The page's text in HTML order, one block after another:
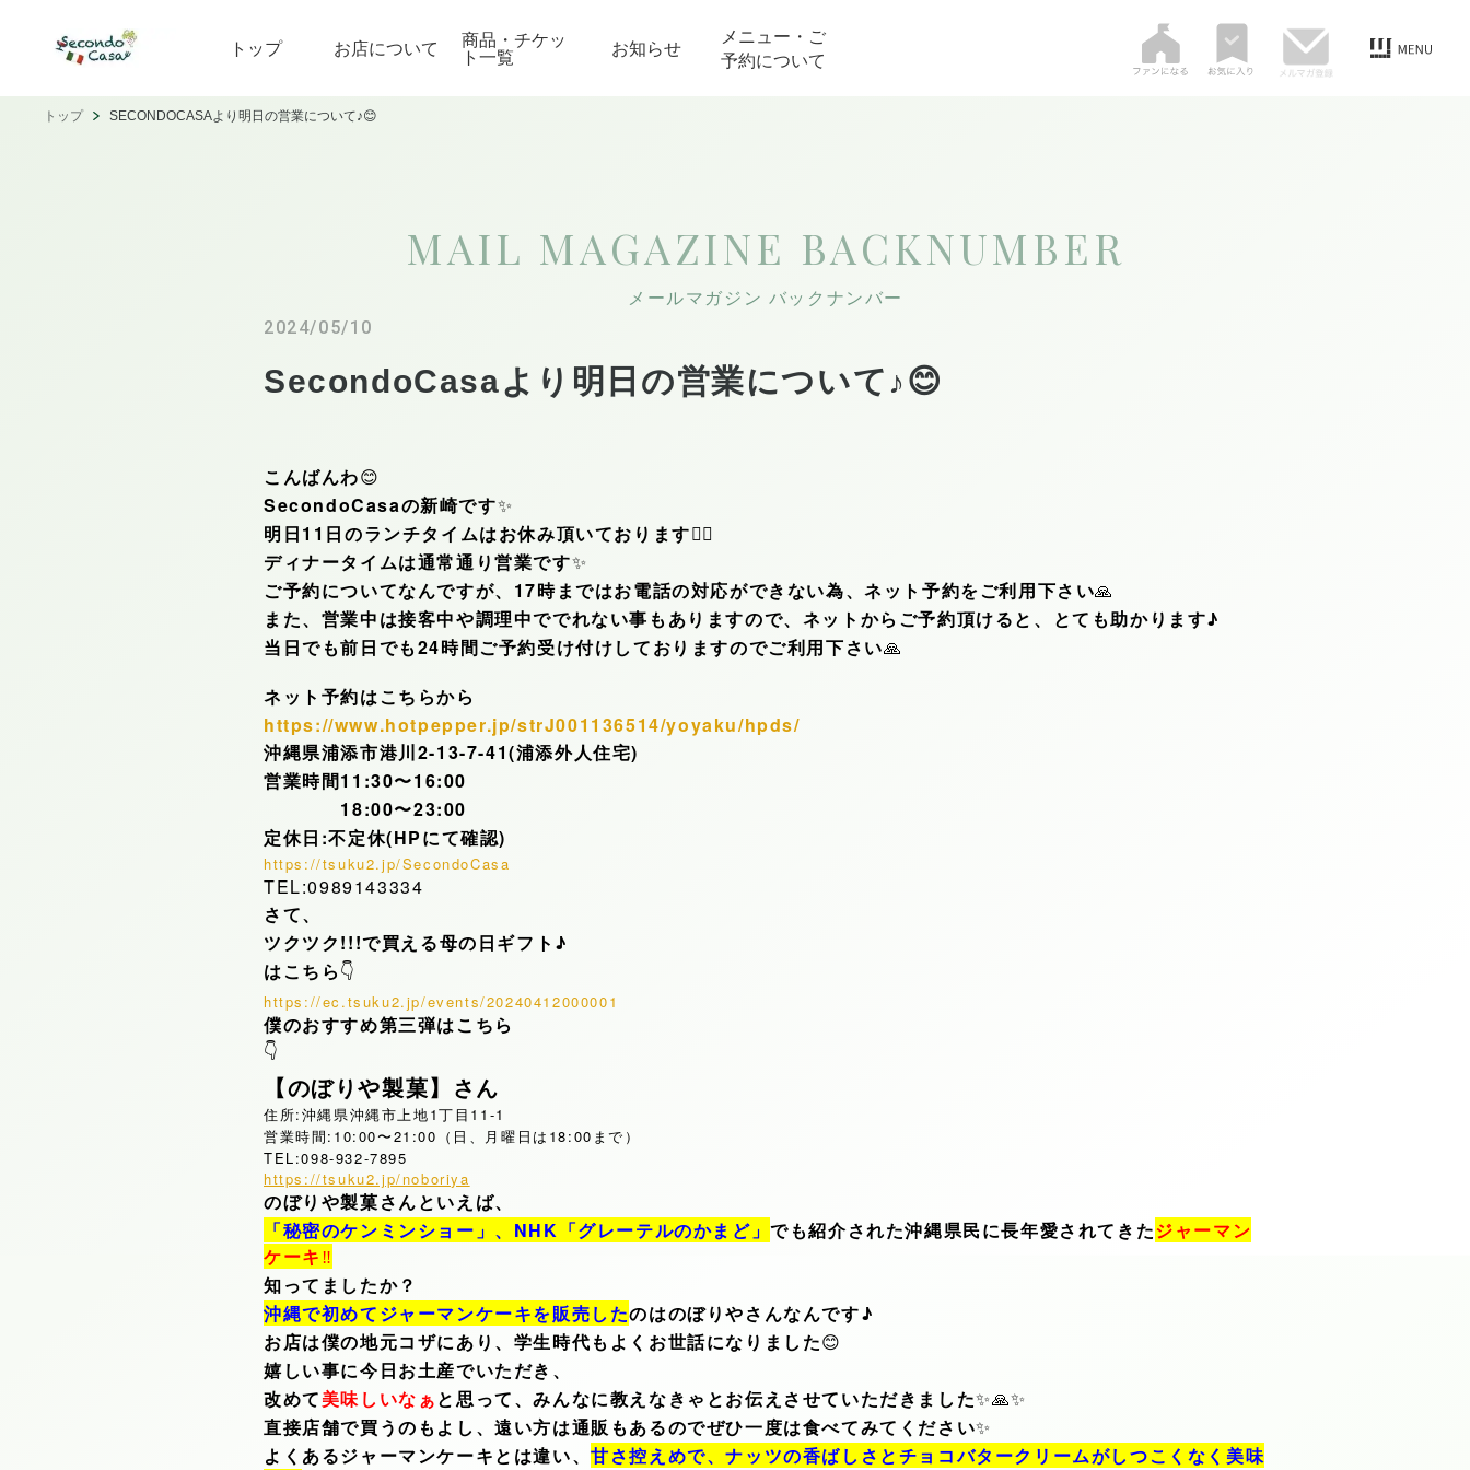
トップ お店について 商品・チケッ
ト一覧 お知らせ
メニュー・ご
予約について
トップ SECONDOCASAより明日の営業について♪😊
MAIL MAGAZINE BACKNUMBER
メールマガジン バックナンバー
2024/05/10
SecondoCasaより明日の営業について♪😊
こんばんわ😊
SecondoCasaの新崎です✨
明日11日のランチタイムはお休み頂いております🙇‍♂️
ディナータイムは通常通り営業です✨
ご予約についてなんですが、17時まではお電話の対応ができない為、ネット予約をご利用下さい🙏
また、営業中は接客中や調理中ででれない事もありますので、ネットからご予約頂けると、とても助かります♪
当日でも前日でも24時間ご予約受け付けしておりますのでご利用下さい🙏
ネット予約はこちらから
https://www.hotpepper.jp/strJ001136514/yoyaku/hpds/
沖縄県浦添市港川2-13-7-41(浦添外人住宅)
営業時間11:30〜16:00
18:00〜23:00
定休日:不定休(HPにて確認)
https://tsuku2.jp/SecondoCasa
TEL:0989143334
さて、
ツクツク!!!で買える母の日ギフト♪
はこちら👇
https://ec.tsuku2.jp/events/20240412000001
僕のおすすめ第三弾はこちら
👇
【のぼりや製菓】さん
住所:沖縄県沖縄市上地1丁目11-1
営業時間:10:00〜21:00（日、月曜日は18:00まで）
TEL:098-932-7895
https://tsuku2.jp/noboriya
のぼりや製菓さんといえば、
「秘密のケンミンショー」、NHK「グレーテルのかまど」でも紹介された沖縄県民に長年愛されてきたジャーマン
ケーキ‼️
知ってましたか？
沖縄で初めてジャーマンケーキを販売したのはのぼりやさんなんです♪
お店は僕の地元コザにあり、学生時代もよくお世話になりました😊
嬉しい事に今日お土産でいただき、
改めて美味しいなぁと思って、みんなに教えなきゃとお伝えさせていただきました✨🙏✨
直接店舗で買うのもよし、遠い方は通販もあるのでぜひ一度は食べてみてください✨
よくあるジャーマンケーキとは違い、甘さ控えめで、ナッツの香ばしさとチョコバタークリームがしつこくなく美味